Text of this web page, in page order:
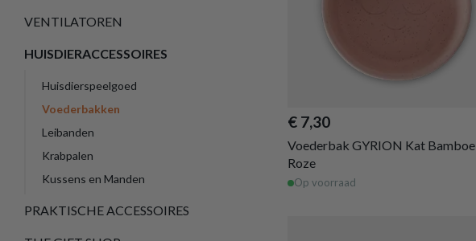
VENTILATOREN
HUISDIERACCESSOIRES
Huisdierspeelgoed
Voederbakken
Leibanden
Krabpalen
Kussens en Manden
PRAKTISCHE ACCESSOIRES
€ 7,30
Voederbak GYRION Kat Bamboe
Roze
Op voorraad